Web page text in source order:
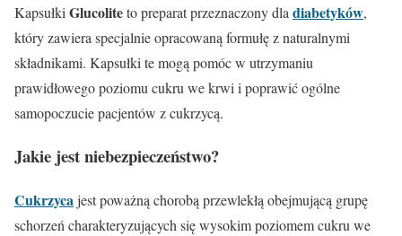
Kapsułki Glucoliteto preparat przeznaczony dla diabetyków,
który zawiera specjalnie opracowaną formułę z naturalnymi
składnikami. Kapsułki te mogą pomóc w utrzymaniu
prawidłowego poziomu cukru we krwi i poprawić ogólne
samopoczucie pacjentów z cukrzycą.
Jakie jest niebezpieczeństwo?
Cukrzycajest poważną chorobą przewlekłą obejmującą grupę
schorzeń charakteryzujących się wysokim poziomem cukru we